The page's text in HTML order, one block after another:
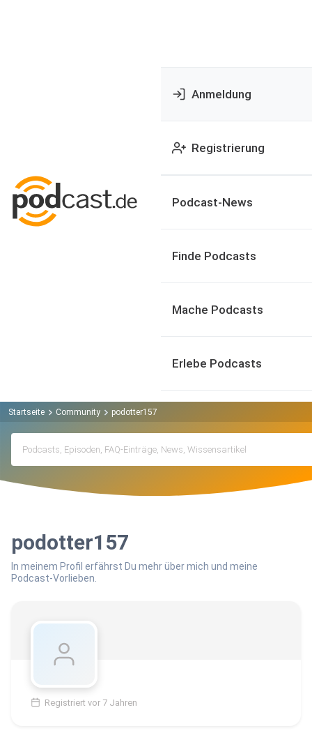
Anmeldung
Registrierung
Podcast-News
Finde Podcasts
Mache Podcasts
Erlebe Podcasts
Startseite Community podotter157
podotter157
In meinem Profil erfährst Du mehr über mich und meine
Podcast-Vorlieben.
Registriert vor 7 Jahren